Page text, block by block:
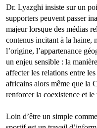
Dr. Lyazghi insiste sur un
supporters peuvent passer
majeur lorsque des médias
contenus incitant à la haine,
l’origine, l’appartenance
un enjeu sensible : la
affecter les relations entre les
africains alors même que la
renforcer la coexistence et
Loin d’être un simple